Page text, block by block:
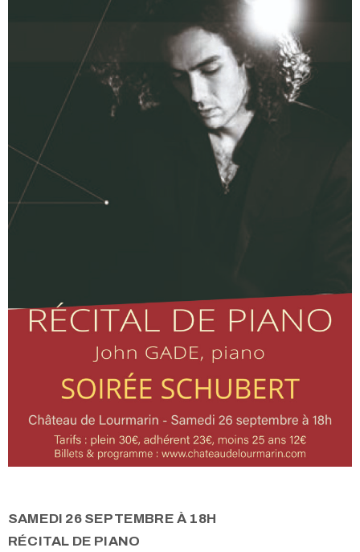
SAMEDI 26 SEPTEMBRE À 18H
RÉCITAL DE PIANO